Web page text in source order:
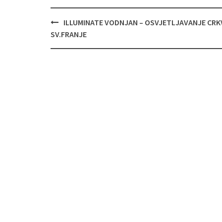
Navigacija
objava
ILLUMINATE VODNJAN – OSVJETLJAVANJE
SV.FRANJE